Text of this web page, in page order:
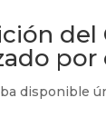
por
disponible